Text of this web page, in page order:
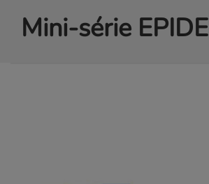
Mini-série EPIDE